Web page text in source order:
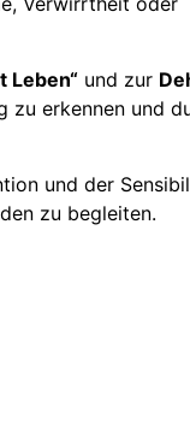
Leben“ und zur
zu erkennen und
und der
zu begleiten.